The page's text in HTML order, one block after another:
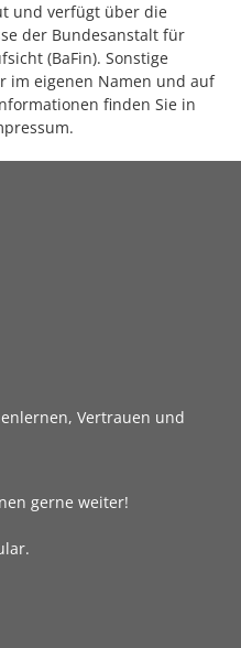
und verfügt über die
der Bundesanstalt für
(BaFin). Sonstige
im eigenen Namen und auf
finden Sie in
Vertrauen und
gerne weiter!